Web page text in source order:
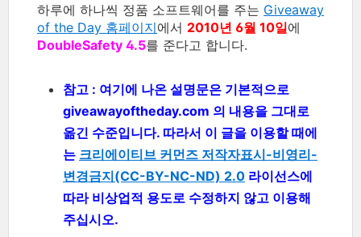
하루에 하나씩 정품 소프트웨어를 주는 Giveaway
of the Day 홈페이지에서 2010년 6월 10일에
DoubleSafety 4.5를 준다고 합니다.
참고 : 여기에 나온 설명문은 기본적으로
giveawayoftheday.com 의 내용을 그대로
옮긴 수준입니다. 따라서 이 글을 이용할 때에
는 크리에이티브 커먼즈 저작자표시-비영리-
변경금지(CC-BY-NC-ND) 2.0 라이선스에
따라 비상업적 용도로 수정하지 않고 이용해
주십시오.